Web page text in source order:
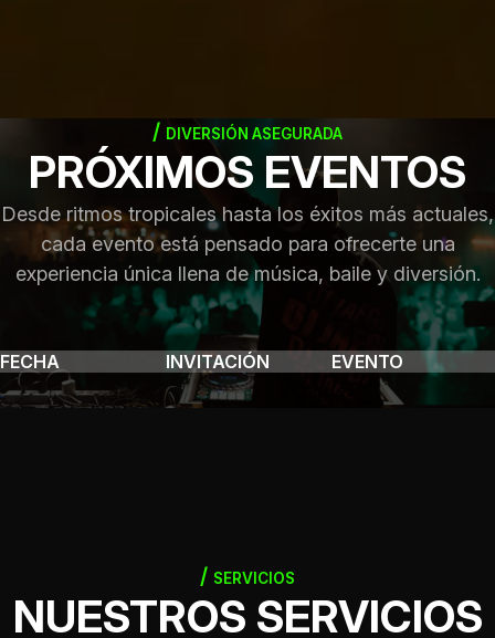
DIVERSIÓN ASEGURADA
PRÓXIMOS EVENTOS
Desde ritmos tropicales hasta los éxitos más actuales,
cada evento está pensado para ofrecerte una
experiencia única llena de música, baile y diversión.
FECHA INVITACIÓN EVENTO
SERVICIOS
NUESTROS SERVICIOS